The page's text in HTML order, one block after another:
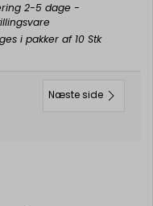
2-5 dage-
i pakker af 10 Stk
Næste side